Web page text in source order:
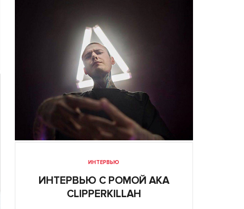
ИНТЕРВЬЮ
ИНТЕРВЬЮ С РОМОЙ AKA
CLIPPERKILLAH